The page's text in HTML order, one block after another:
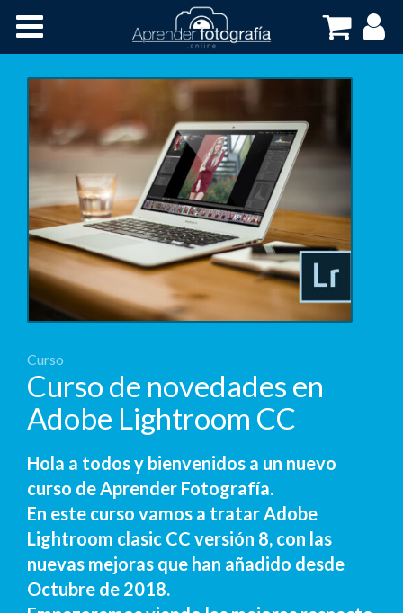
Cursos OnLine
Curso
Curso de novedades en
Adobe Lightroom CC
Hola a todos y bienvenidos a un nuevo
curso de Aprender Fotografía.
En este curso vamos a tratar Adobe
Lightroom clasic CC versión 8, con las
nuevas mejoras que han añadido desde
Octubre de 2018.